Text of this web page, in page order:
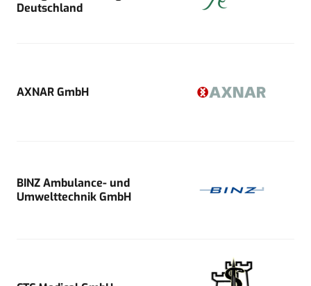
Deutschland
AXNAR GmbH
BINZ Ambulance- und
Umwelttechnik GmbH